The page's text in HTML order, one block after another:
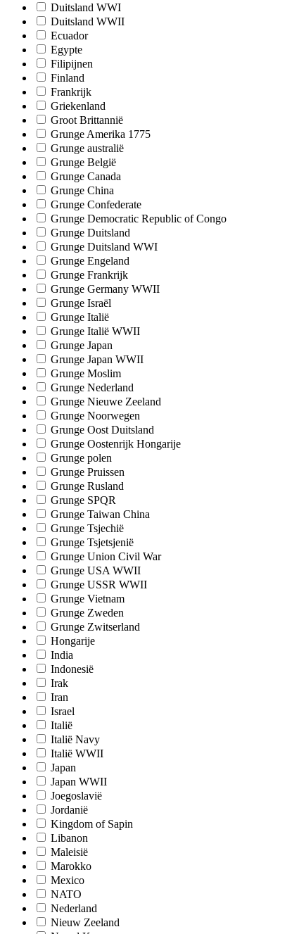
Duitsland WWI
Duitsland WWII
Ecuador
Egypte
Filipijnen
Finland
Frankrijk
Griekenland
Groot Brittannië
Grunge Amerika 1775
Grunge australië
Grunge België
Grunge Canada
Grunge China
Grunge Confederate
Grunge Democratic Republic of Congo
Grunge Duitsland
Grunge Duitsland WWI
Grunge Engeland
Grunge Frankrijk
Grunge Germany WWII
Grunge Israël
Grunge Italië
Grunge Italië WWII
Grunge Japan
Grunge Japan WWII
Grunge Moslim
Grunge Nederland
Grunge Nieuwe Zeeland
Grunge Noorwegen
Grunge Oost Duitsland
Grunge Oostenrijk Hongarije
Grunge polen
Grunge Pruissen
Grunge Rusland
Grunge SPQR
Grunge Taiwan China
Grunge Tsjechië
Grunge Tsjetsjenië
Grunge Union Civil War
Grunge USA WWII
Grunge USSR WWII
Grunge Vietnam
Grunge Zweden
Grunge Zwitserland
Hongarije
India
Indonesië
Irak
Iran
Israel
Italië
Italië Navy
Italië WWII
Japan
Japan WWII
Joegoslavië
Jordanië
Kingdom of Sapin
Libanon
Maleisië
Marokko
Mexico
NATO
Nederland
Nieuw Zeeland